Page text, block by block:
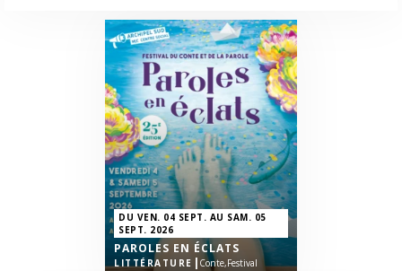
DU VEN. 04 SEPT. AU SAM. 05
SEPT. 2026
PAROLES EN ÉCLATS
LITTÉRATURE | Conte,Festival